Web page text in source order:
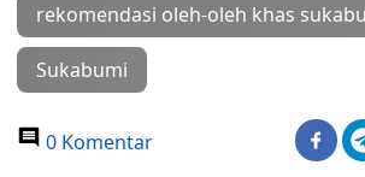
rekomendasi oleh-oleh khas
Sukabumi
0 Komentar